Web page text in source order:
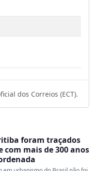
dos Correios (ECT).
foram traçados
com mais de 300 anos